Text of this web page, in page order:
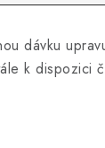
dávku
k dispozici